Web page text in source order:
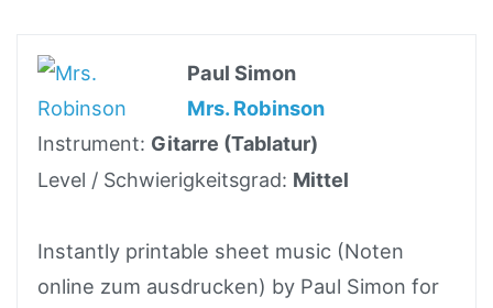
Paul Simon
Mrs. Robinson
Instrument: Gitarre (Tablatur)
Level / Schwierigkeitsgrad: Mittel
Instantly printable sheet music (Noten
online zum ausdrucken) by Paul Simon for